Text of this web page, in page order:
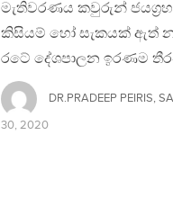
මැතිවරණය කවුරුන්
කිසියම් හෝ සැකයක් ඇත්
රටේ දේශපාලන ඉරණම
DR.PRADEEP PEIRIS,
30, 2020